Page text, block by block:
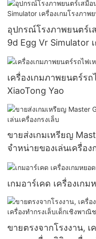
อุปกรณ์โรงภาพยนตร์เ
9d Egg Vr Simulator
สำหรับขาย
เครื่องเกมภาพยนตร์รถ
XiaoTong Yao
ขายส่งเกมเหรียญ
จำหน่ายของเล่นเครื่อง
เกมอาร์เคด เครื่องเก
ขายตรงจากโรงงาน,